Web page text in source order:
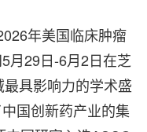
年美国临床肿瘤
月29日-6月2日在芝
具影响力的学术盛
国创新药产业的集